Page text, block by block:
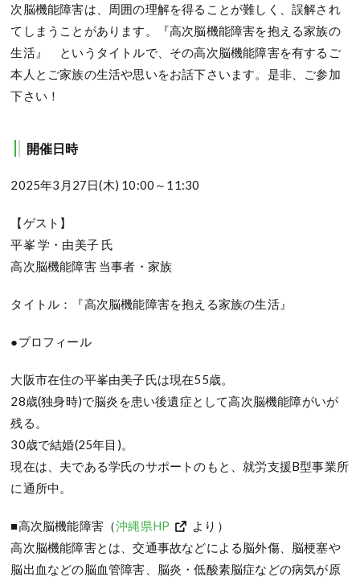
次脳機能障害は、周囲の理解を得ることが難しく、誤解され
てしまうことがあります。『高次脳機能障害を抱える家族の
生活』 というタイトルで、その高次脳機能障害を有するご
本人とご家族の生活や思いをお話下さいます。是非、ご参加
下さい！
開催日時
2025年3月27日(木) 10:00～11:30
【ゲスト】
平峯 学・由美子 氏
高次脳機能障害 当事者・家族
タイトル：『高次脳機能障害を抱える家族の生活』
●プロフィール
大阪市在住の平峯由美子氏は現在55歳。
28歳(独身時)で脳炎を患い後遺症として高次脳機能障がいが
残る。
30歳で結婚(25年目)。
現在は、夫である学氏のサポートのもと、就労支援B型事業所
に通所中。
■高次脳機能障害（沖縄県HP
より）
高次脳機能障害とは、交通事故などによる脳外傷、脳梗塞や
脳出血などの脳血管障害、脳炎・低酸素脳症などの病気が原